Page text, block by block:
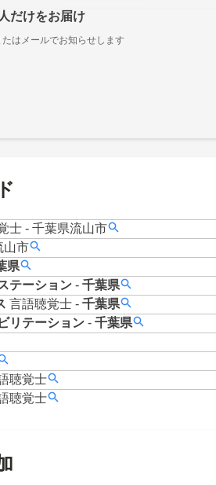
だけをお届け
はメールでお知らせします
士 - 千葉県流山市
山市
県
テーション - 千葉県
言語聴覚士 - 千葉県
リテーション - 千葉県
聴覚士
聴覚士